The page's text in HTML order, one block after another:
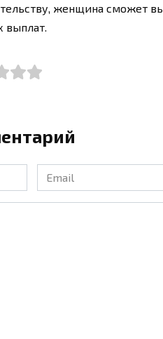
женщина сможет
выплат.
Email
*